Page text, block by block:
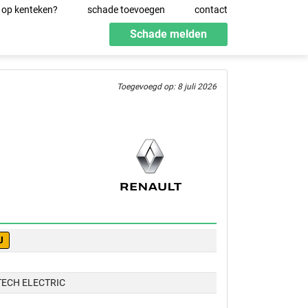
kenteken? schade toevoegen contact
Schade melden
Toegevoegd op: 8 juli 2026
ELECTRIC